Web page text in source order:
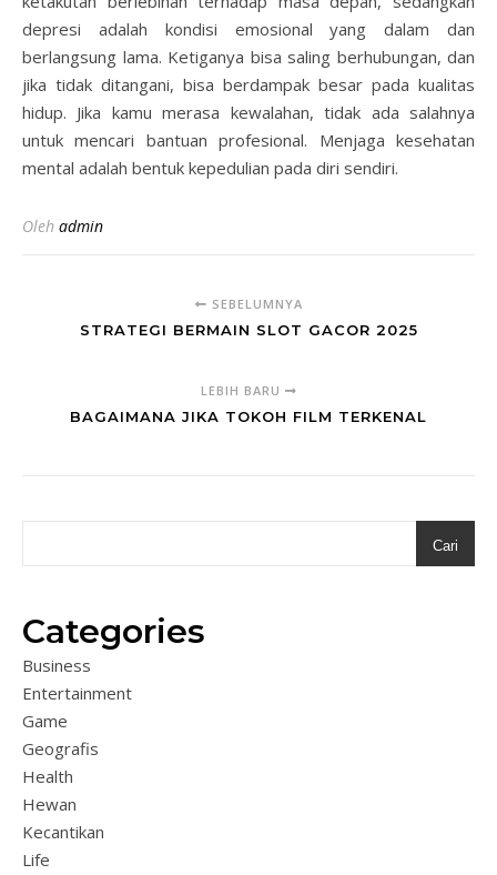
depresi adalah kondisi emosional yang dalam dan
berlangsung lama. Ketiganya bisa saling berhubungan, dan
jika tidak ditangani, bisa berdampak besar pada kualitas
hidup. Jika kamu merasa kewalahan, tidak ada salahnya
untuk mencari bantuan profesional. Menjaga kesehatan
mental adalah bentuk kepedulian pada diri sendiri.
Oleh admin
SEBELUMNYA
STRATEGI BERMAIN SLOT GACOR 2025
LEBIH BARU
BAGAIMANA JIKA TOKOH FILM TERKENAL
Cari
Categories
Business
Entertainment
Game
Geografis
Health
Hewan
Kecantikan
Life